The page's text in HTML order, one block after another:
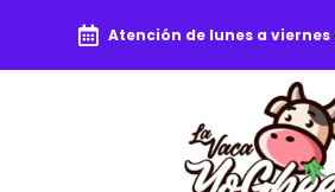
Atención de lunes a viernes